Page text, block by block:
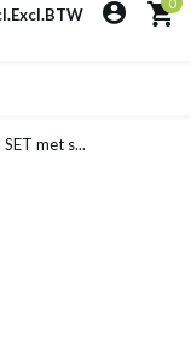
Excl.BTW
met s...